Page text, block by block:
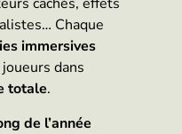
Chaque
immersives
dans
totale.
de l’année